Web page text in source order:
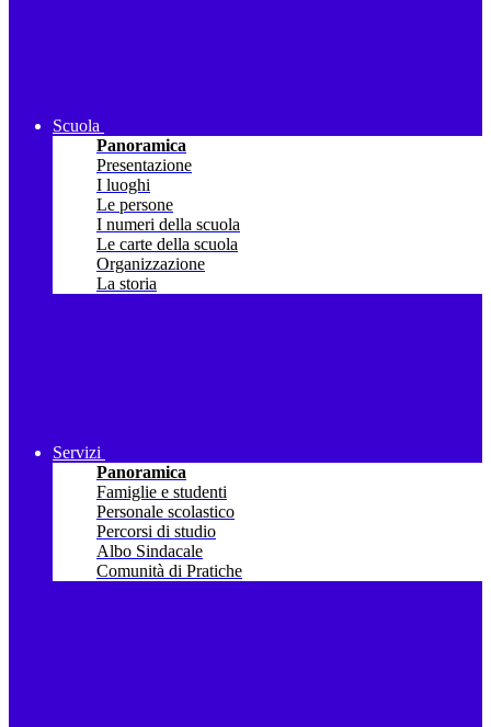
Scuola
Panoramica
Presentazione
I luoghi
Le persone
I numeri della scuola
Le carte della scuola
Organizzazione
La storia
Servizi
Panoramica
Famiglie e studenti
Personale scolastico
Percorsi di studio
Albo Sindacale
Comunità di Pratiche